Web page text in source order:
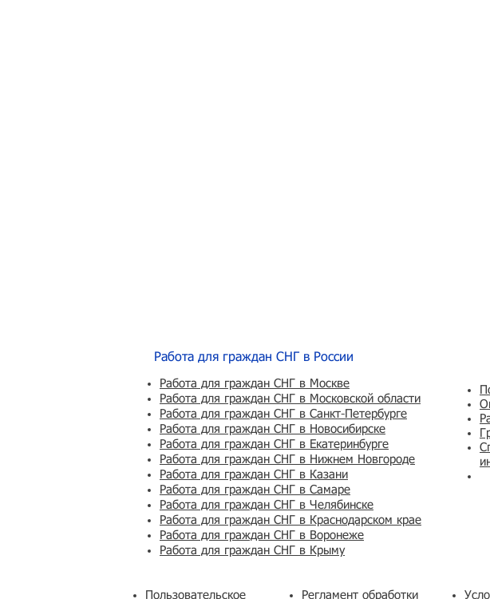
Работа для граждан СНГ в России
Работа для граждан СНГ в Москве
Работа для граждан СНГ в Московской области
Работа для граждан СНГ в Санкт-Петербурге
Работа для граждан СНГ в Новосибирске
Работа для граждан СНГ в Екатеринбурге
Работа для граждан СНГ в Нижнем Новгороде
Работа для граждан СНГ в Казани
Работа для граждан СНГ в Самаре
Работа для граждан СНГ в Челябинске
Работа для граждан СНГ в Краснодарском крае
Работа для граждан СНГ в Воронеже
Работа для граждан СНГ в Крыму
Пользовательское
Регламент обработки